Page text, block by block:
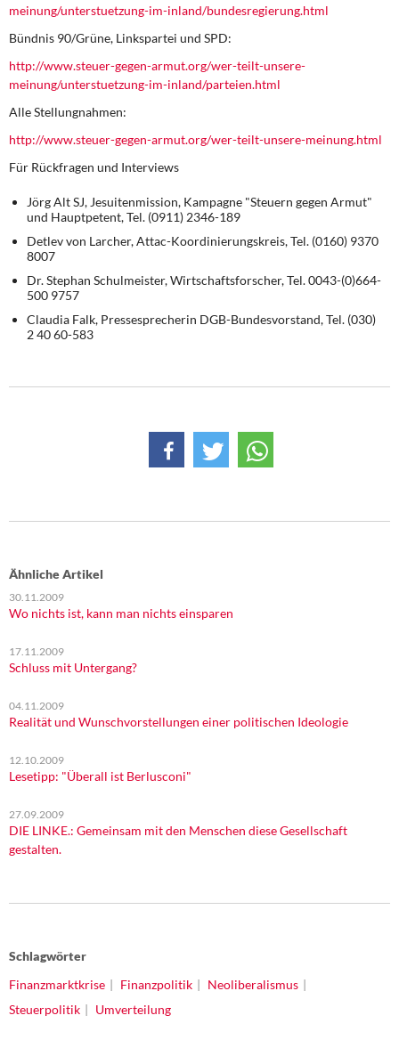
meinung/unterstuetzung-im-inland/bundesregierung.html
Bündnis 90/Grüne, Linkspartei und SPD:
http://www.steuer-gegen-armut.org/wer-teilt-unsere-
meinung/unterstuetzung-im-inland/parteien.html
Alle Stellungnahmen:
http://www.steuer-gegen-armut.org/wer-teilt-unsere-meinung.html
Für Rückfragen und Interviews
Jörg Alt SJ, Jesuitenmission, Kampagne "Steuern gegen Armut"
und Hauptpetent, Tel. (0911) 2346-189
Detlev von Larcher, Attac-Koordinierungskreis, Tel. (0160) 9370
8007
Dr. Stephan Schulmeister, Wirtschaftsforscher, Tel. 0043-(0)664-
500 9757
Claudia Falk, Pressesprecherin DGB-Bundesvorstand, Tel. (030)
2 40 60-583
Ähnliche Artikel
30.11.2009
Wo nichts ist, kann man nichts einsparen
17.11.2009
Schluss mit Untergang?
04.11.2009
Realität und Wunschvorstellungen einer politischen Ideologie
12.10.2009
Lesetipp: "Überall ist Berlusconi"
27.09.2009
DIE LINKE.: Gemeinsam mit den Menschen diese Gesellschaft
gestalten.
Schlagwörter
Finanzmarktkrise
Finanzpolitik
Neoliberalismus
Steuerpolitik
Umverteilung